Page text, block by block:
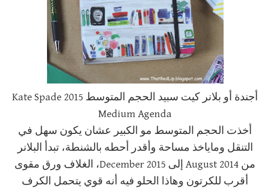
أجندة أو بلانر كيت سبيد الحجم المتوسط Kate Spade 2015
Medium Agenda
أخذت الحجم المتوسط مو الكبير عشان يكون سهل في
التنقل وماياخذ مساحة وأقدر أحطه بالشنطة، تبدأ البلانر
من August 2014 إلى December 2015، الغلاف ورق مقوى
أقرب للكرتون وهاذا الحلو فيه أنه قوي يتحمل الكرف